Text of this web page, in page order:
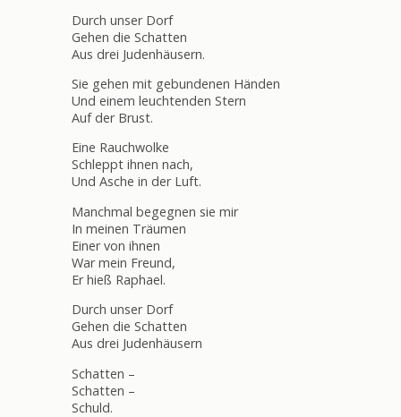
Durch unser Dorf
Gehen die Schatten
Aus drei Judenhäusern.
Sie gehen mit gebundenen Händen
Und einem leuchtenden Stern
Auf der Brust.
Eine Rauchwolke
Schleppt ihnen nach,
Und Asche in der Luft.
Manchmal begegnen sie mir
In meinen Träumen
Einer von ihnen
War mein Freund,
Er hieß Raphael.
Durch unser Dorf
Gehen die Schatten
Aus drei Judenhäusern
Schatten –
Schatten –
Schuld.